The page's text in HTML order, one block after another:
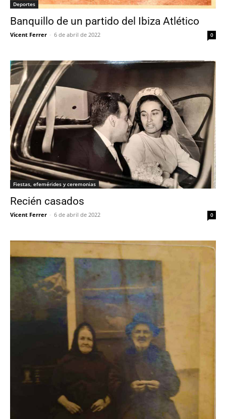
Deportes
Banquillo de un partido del Ibiza Atlético
Vicent Ferrer - 6 de abril de 2022 0
Fiestas, efemérides y ceremonias
Recién casados
Vicent Ferrer - 6 de abril de 2022 0